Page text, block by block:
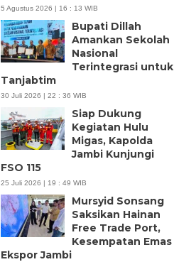
5 Agustus 2026 | 16 : 13 WIB
Bupati Dillah
Amankan Sekolah
Nasional
Terintegrasi untuk
Tanjabtim
30 Juli 2026 | 22 : 36 WIB
Siap Dukung
Kegiatan Hulu
Migas, Kapolda
Jambi Kunjungi
FSO 115
25 Juli 2026 | 19 : 49 WIB
Mursyid Sonsang
Saksikan Hainan
Free Trade Port,
Kesempatan Emas
Ekspor Jambi